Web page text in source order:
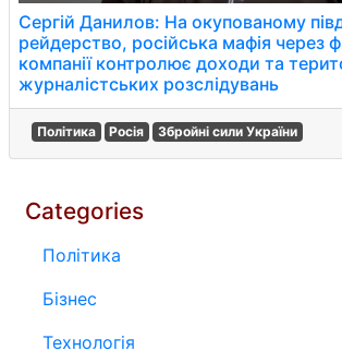
Сергій Данилов: На окупованому
рейдерство, російська мафія через
компанії контролює доходи та
журналістських розслідувань
Політика Росія Збройні сили України
Categories
Політика
Бізнес
Технологія